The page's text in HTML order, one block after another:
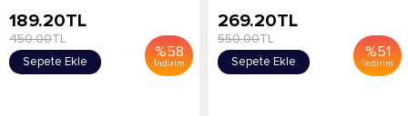
%58
İndirim
189.20TL
450.00TL
Sepete Ekle
%51
İndirim
269.20TL
550.00TL
Sepete Ekle